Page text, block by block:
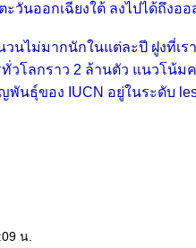
ะวันออกเฉียงใต้ ลงไปได้ถึงอ
นไม่มากนักในแต่ละปี ฝูงที่เรา
วโลกราว 2 ล้านตัว แนวโน้ม
พันธุ์ของ IUCN อยู่ในระดับ
น.